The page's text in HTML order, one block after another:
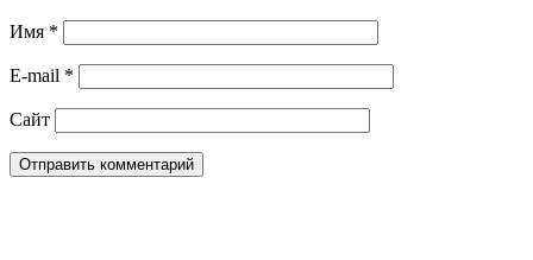
Имя *
E-mail *
Сайт